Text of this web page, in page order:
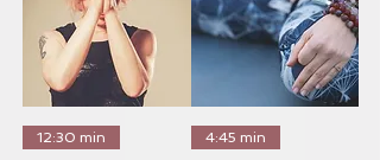
12:30 min
4:45 min